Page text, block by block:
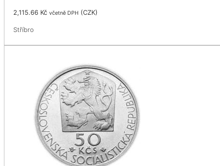
2,115.66 Kč včetně DPH (CZK)
Stříbro